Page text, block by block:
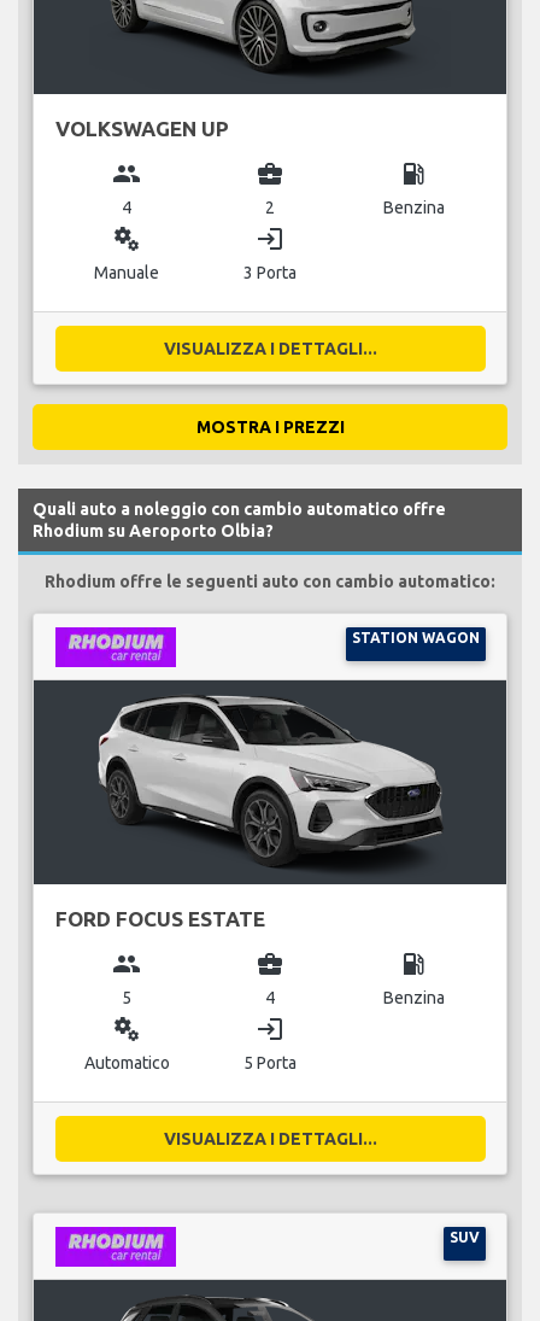
VOLKSWAGEN UP
group
4
business_center
2
local_gas_station
Benzina
miscellaneous_services
Manuale
login
3 Porta
VISUALIZZA I DETTAGLI...
MOSTRA I PREZZI
Quali auto a noleggio con cambio automatico offre
Rhodium su Aeroporto Olbia?
Rhodium offre le seguenti auto con cambio automatico:
STATION WAGON
FORD FOCUS ESTATE
group
5
business_center
4
local_gas_station
Benzina
miscellaneous_services
Automatico
login
5 Porta
VISUALIZZA I DETTAGLI...
SUV